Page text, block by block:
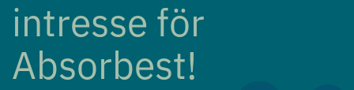
intresse för
Absorbest!